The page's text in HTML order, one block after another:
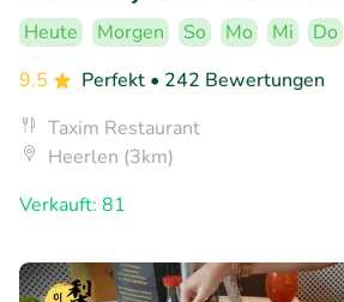
Heute Morgen So Mo Mi
Do
9.5
Perfekt • 242 Bewertungen
Taxim Restaurant
Heerlen (3km)
Verkauft: 81